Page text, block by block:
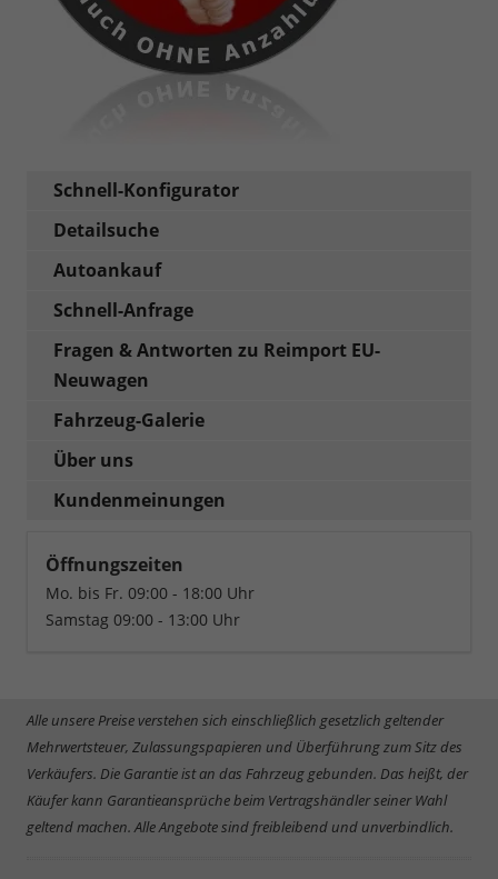
Schnell-Konfigurator
Detailsuche
Autoankauf
Schnell-Anfrage
Fragen & Antworten zu Reimport EU-
Neuwagen
Fahrzeug-Galerie
Über uns
Kundenmeinungen
Öffnungszeiten
Mo. bis Fr. 09:00 - 18:00 Uhr
Samstag 09:00 - 13:00 Uhr
Alle unsere Preise verstehen sich einschließlich gesetzlich geltender
Mehrwertsteuer, Zulassungspapieren und Überführung zum Sitz des
Verkäufers. Die Garantie ist an das Fahrzeug gebunden. Das heißt, der
Käufer kann Garantieansprüche beim Vertragshändler seiner Wahl
geltend machen. Alle Angebote sind freibleibend und unverbindlich.